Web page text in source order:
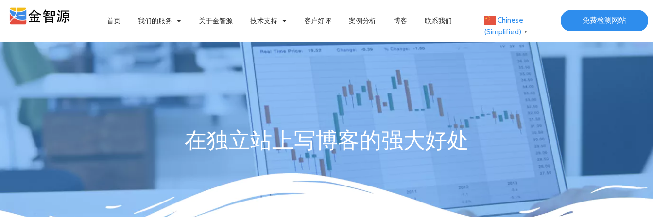
首页 我们的服务 关于金智源 技术支持 客户好评 案例分析 博客 联系我们
Chinese
(Simplified)
▼
免费检测网站
在独立站上写博客的强大好处